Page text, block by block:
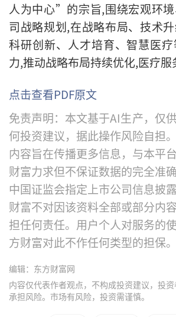
人为中心”的宗旨,围绕宏观环
司战略规划,在战略布局、技术升
科研创新、人才培育、智慧医
力,推动战略布局持续优化,医疗服
点击查看PDF原文
免责声明：本文基于AI生产，仅
何投资建议，据此操作风险自担。
内容旨在传播更多信息，与本平
财富力求但不保证数据的完全准
中国证监会指定上市公司信息披
财富不对因该资料全部或部分内
担任何责任。用户个人对服务的
方财富对此不作任何类型的担保。
编辑：东方财富网
内容仅代表作者观点，不构成投资建议，投
承担风险。市场有风险，投资需谨慎。